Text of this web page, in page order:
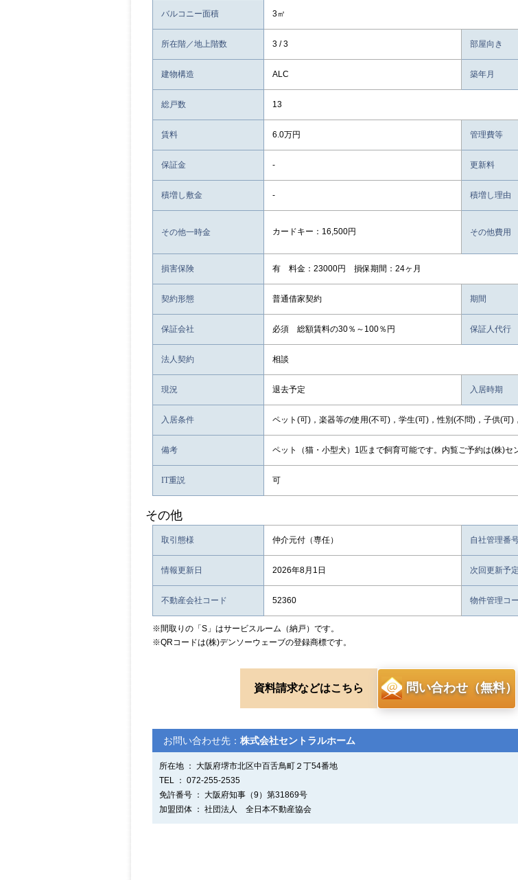
バルコニー面積 3㎡
所在階／地上階数 3 / 3 部屋向き
建物構造 ALC 築年月
総戸数 13
賃料 6.0万円 管理費等
保証金 - 更新料
積増し敷金 - 積増し理由
その他一時金 カードキー：16,500円 その他費用
損害保険 有 料金：23000円 損保期間：24ヶ月
契約形態 普通借家契約 期間
保証会社 必須 総額賃料の30％～100％円 保証人代行
法人契約 相談
現況 退去予定 入居時期
入居条件 ペット(可)，楽器等の使用(不可)，学生(可)，性別(不問)，子供(
備考 ペット（猫・小型犬）1匹まで飼育可能です。内覧ご予約は(株)セ
IT重説 可
その他
取引態様 仲介元付（専任） 自社管理番
情報更新日 2026年8月1日 次回更新予
不動産会社コード 52360 物件管理コ
※間取りの「S」はサービスルーム（納戸）です。
※QRコードは(株)デンソーウェーブの登録商標です。
資料請求などはこちら 問い合わせ（無料）
お問い合わせ先： 株式会社セントラルホーム
所在地 ： 大阪府堺市北区中百舌鳥町２丁54番地
TEL ： 072-255-2535
免許番号 ： 大阪府知事（9）第31869号
加盟団体 ： 社団法人 全日本不動産協会